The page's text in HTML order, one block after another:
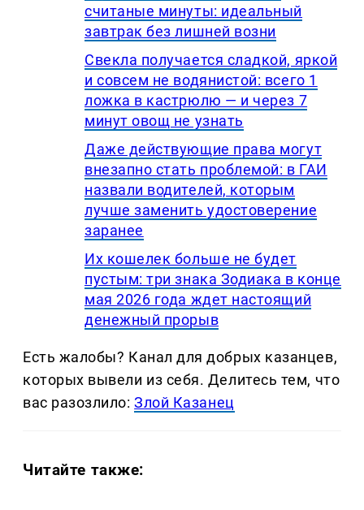
считаные минуты: идеальный
завтрак без лишней возни
Свекла получается сладкой, яркой
и совсем не водянистой: всего 1
ложка в кастрюлю — и через 7
минут овощ не узнать
Даже действующие права могут
внезапно стать проблемой: в ГАИ
назвали водителей, которым
лучше заменить удостоверение
заранее
Их кошелек больше не будет
пустым: три знака Зодиака в конце
мая 2026 года ждет настоящий
денежный прорыв
Есть жалобы? Канал для добрых казанцев,
которых вывели из себя. Делитеcь тем, что
вас разозлило:Злой Казанец
Читайте также: